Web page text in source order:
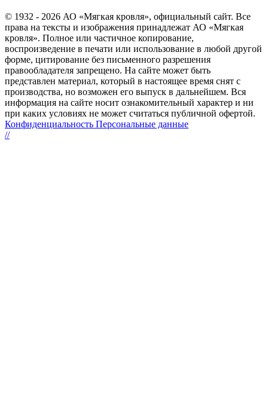
© 1932 - 2026 АО «Мягкая кровля», официальный сайт. Все
права на тексты и изображения принадлежат АО «Мягкая
кровля». Полное или частичное копирование,
воспроизведение в печати или использование в любой другой
форме, цитирование без письменного разрешения
правообладателя запрещено. На сайте может быть
представлен материал, который в настоящее время снят с
производства, но возможен его выпуск в дальнейшем. Вся
информация на сайте носит ознакомительный характер и ни
при каких условиях не может считаться публичной офертой.
Конфиденциальность Персональные данные
//